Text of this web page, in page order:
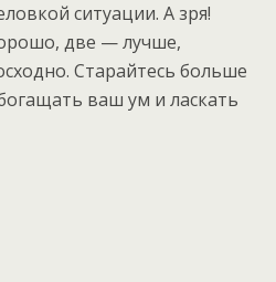
ситуации. А зря!
две — лучше,
Старайтесь больше
ваш ум и ласкать